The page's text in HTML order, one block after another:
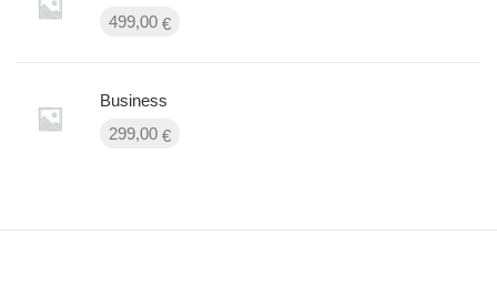
499,00 €
Business
299,00 €